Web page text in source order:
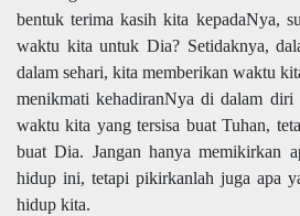
bentuk terima kasih kita kepadaNya,
waktu kita untuk Dia? Setidaknya,
dalam sehari, kita memberikan waktu
menikmati kehadiranNya di dalam diri
waktu kita yang tersisa buat Tuhan,
buat Dia. Jangan hanya memikirkan
hidup ini, tetapi pikirkanlah juga apa
hidup kita.